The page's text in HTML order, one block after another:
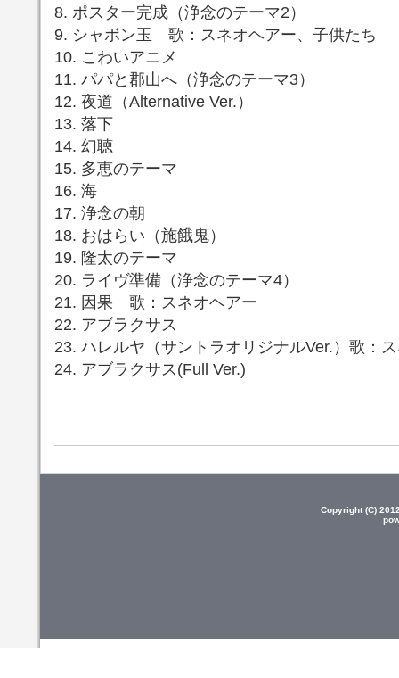
8. ポスター完成（浄念のテーマ2）
9. シャボン玉 歌：スネオヘアー、子供たち
10. こわいアニメ
11. パパと郡山へ（浄念のテーマ3）
12. 夜道（Alternative Ver.）
13. 落下
14. 幻聴
15. 多恵のテーマ
16. 海
17. 浄念の朝
18. おはらい（施餓鬼）
19. 隆太のテーマ
20. ライヴ準備（浄念のテーマ4）
21. 因果 歌：スネオヘアー
22. アブラクサス
23. ハレルヤ（サントラオリジナルVer.）歌：
24. アブラクサス(Full Ver.)
Copyright (C)